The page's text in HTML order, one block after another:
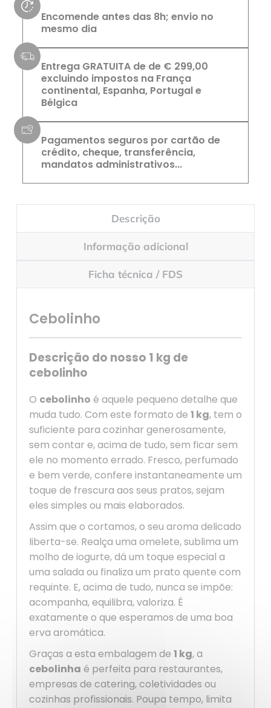
Encomende antes das 8h; envio no
mesmo dia
Entrega GRATUITA de de € 299,00
excluindo impostos na França
continental, Espanha, Portugal e
Bélgica
Pagamentos seguros por cartão de
crédito, cheque, transferência,
mandatos administrativos...
Descrição
Informação adicional
Ficha técnica / FDS
Cebolinho
Descrição do nosso 1 kg de
cebolinho
O cebolinho é aquele pequeno detalhe que
muda tudo. Com este formato de 1 kg, tem o
suficiente para cozinhar generosamente,
sem contar e, acima de tudo, sem ficar sem
ele no momento errado. Fresco, perfumado
e bem verde, confere instantaneamente um
toque de frescura aos seus pratos, sejam
eles simples ou mais elaborados.
Assim que o cortamos, o seu aroma delicado
liberta-se. Realça uma omelete, sublima um
molho de iogurte, dá um toque especial a
uma salada ou finaliza um prato quente com
requinte. E, acima de tudo, nunca se impõe:
acompanha, equilibra, valoriza. É
exatamente o que esperamos de uma boa
erva aromática.
Graças a esta embalagem de 1 kg, a
cebolinha é perfeita para restaurantes,
empresas de catering, coletividades ou
cozinhas profissionais. Poupa tempo, limita